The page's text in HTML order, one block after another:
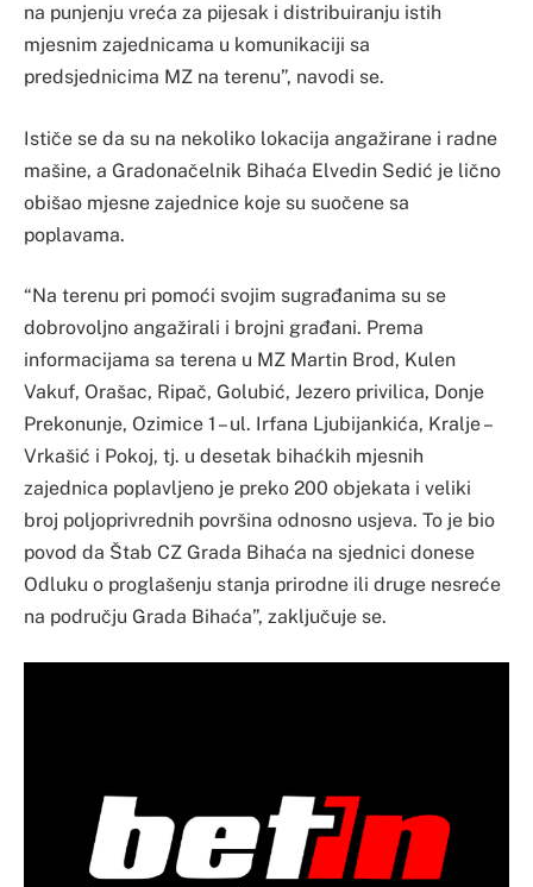
na punjenju vreća za pijesak i distribuiranju istih
mjesnim zajednicama u komunikaciji sa
predsjednicima MZ na terenu”, navodi se.
Ističe se da su na nekoliko lokacija angažirane i radne
mašine, a Gradonačelnik Bihaća Elvedin Sedić je lično
obišao mjesne zajednice koje su suočene sa
poplavama.
“Na terenu pri pomoći svojim sugrađanima su se
dobrovoljno angažirali i brojni građani. Prema
informacijama sa terena u MZ Martin Brod, Kulen
Vakuf, Orašac, Ripač, Golubić, Jezero privilica, Donje
Prekonunje, Ozimice 1 – ul. Irfana Ljubijankića, Kralje –
Vrkašić i Pokoj, tj. u desetak bihaćkih mjesnih
zajednica poplavljeno je preko 200 objekata i veliki
broj poljoprivrednih površina odnosno usjeva. To je bio
povod da Štab CZ Grada Bihaća na sjednici donese
Odluku o proglašenju stanja prirodne ili druge nesreće
na području Grada Bihaća”, zaključuje se.